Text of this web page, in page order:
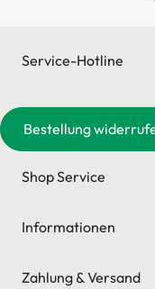
Service-Hotline
Bestellung
Shop Service
Informationen
Zahlung & Versand